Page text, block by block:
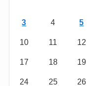
3 4 5
10 11 12
17 18 19
24 25 26